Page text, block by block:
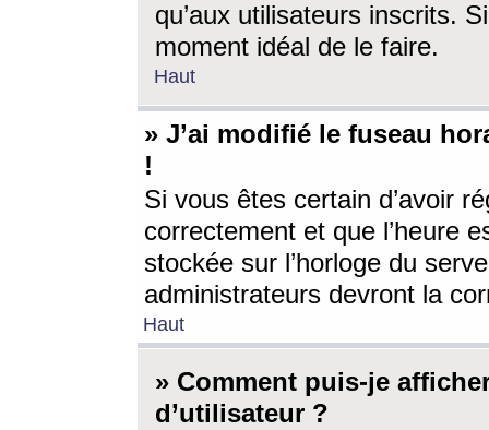
qu’aux utilisateurs inscrits.
moment idéal de le faire.
Haut
» J’ai modifié le fuseau
!
Si vous êtes certain d’avoir
correctement et que l’heure
stockée sur l’horloge du
administrateurs devront la
Haut
» Comment puis-je
d’utilisateur ?